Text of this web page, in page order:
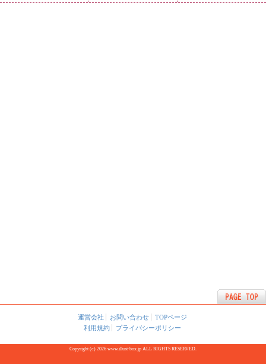
運営会社 お問い合わせ
TOPページ
利用規約
プライバシーポリシー
Copyright (c) 2026 www.illust-box.jp ALL RIGHTS RESERVED.